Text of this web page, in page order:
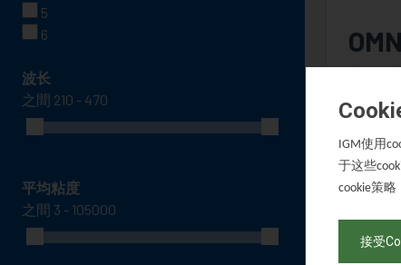
5
6
波长
之間
平均粘度
之間
光引发
-
外观
Liquid
IGM使用
于这些
cookie策略
接受